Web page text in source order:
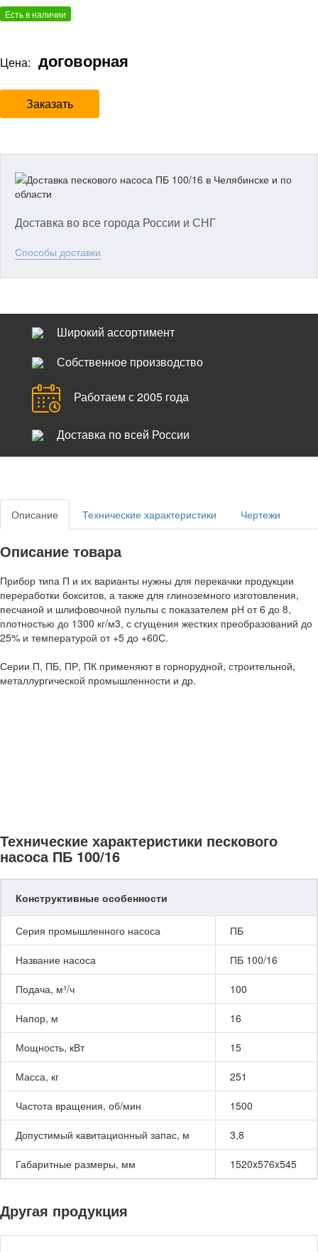
Есть в наличии
Цена: договорная
Заказать
Доставка во все города России и СНГ
Способы доставки
Широкий ассортимент
Собственное производство
Работаем с 2005 года
Доставка по всей России
Описание Технические характеристики Чертежи
Описание товара
Прибор типа П и их варианты нужны для перекачки продукции
переработки бокситов, а также для глиноземного изготовления,
песчаной и шлифовочной пульпы с показателем рН от 6 до 8,
плотностью до 1300 кг/м3, с сгущения жестких преобразований до
25% и температурой от +5 до +60С.
Серии П, ПБ, ПР, ПК применяют в горнорудной, строительной,
металлургической промышленности и др.
Технические характеристики пескового
насоса ПБ 100/16
Конструктивные особенности
Серия промышленного насоса ПБ
Название насоса ПБ 100/16
Подача, м³/ч 100
Напор, м 16
Мощность, кВт 15
Масса, кг 251
Частота вращения, об/мин 1500
Допустимый кавитационный запас, м 3,8
Габаритные размеры, мм 1520x576x545
Другая продукция